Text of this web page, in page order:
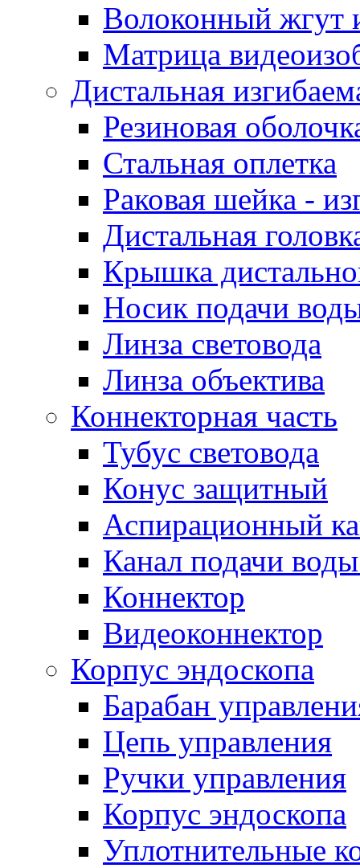
Волоконный жгут
Матрица
Дистальная
Резиновая
Стальная оплетка
Раковая шейка -
Дистальная
Крышка
Носик подачи
Линза световода
Линза объектива
Коннекторная часть
Тубус световода
Конус защитный
Аспирационный
Канал подачи
Коннектор
Видеоконнектор
Корпус эндоскопа
Барабан
Цепь управления
Ручки управления
Корпус эндоскопа
Уплотнительные